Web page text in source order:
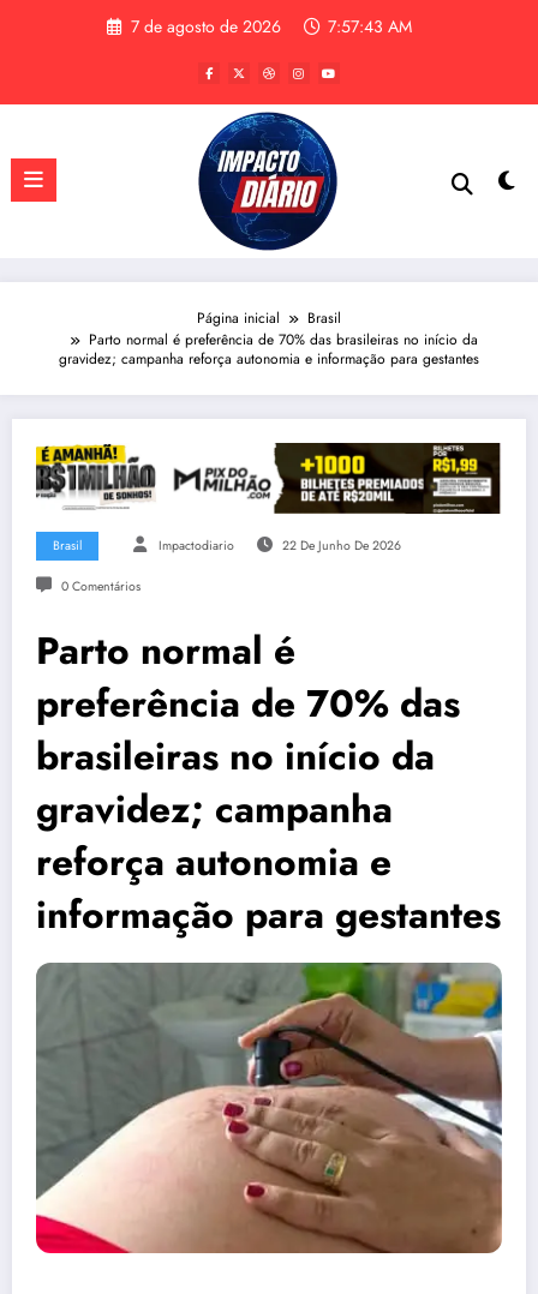
7 de agosto de 2026 7:57:44 AM
Página inicial
Brasil
Parto normal é preferência de 70% das brasileiras no início da
gravidez; campanha reforça autonomia e informação para gestantes
Brasil Impactodiario 22 De Junho De 2026
0 Comentários
Parto normal é
preferência de 70% das
brasileiras no início da
gravidez; campanha
reforça autonomia e
informação para gestantes